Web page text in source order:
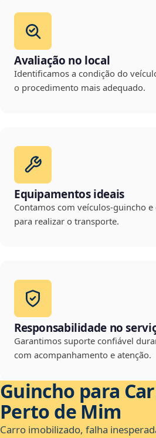
Avaliação no local
Identificamos a condição do
o procedimento mais adequado.
Equipamentos ideais
Contamos com veículos-guincho
para realizar o transporte.
Responsabilidade no
Garantimos suporte confiável
com acompanhamento e atenção.
Guincho para
Perto de Mim
Carro imobilizado, falha